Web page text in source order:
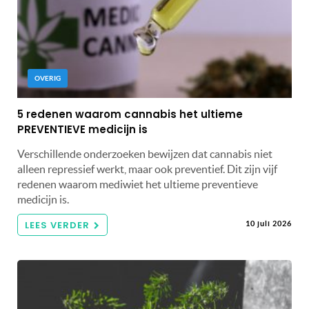
OVERIG
5 redenen waarom cannabis het ultieme
PREVENTIEVE medicijn is
Verschillende onderzoeken bewijzen dat cannabis niet
alleen repressief werkt, maar ook preventief. Dit zijn vijf
redenen waarom mediwiet het ultieme preventieve
medicijn is.
LEES VERDER 10 juli 2026